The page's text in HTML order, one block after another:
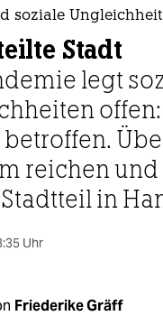
nord
wahrheit
verlag
verlag
veranstaltungen
unterstützen
soziale Ungleichheit
Stadt
legt
reichen
in
Uhr
Friederike Gräff